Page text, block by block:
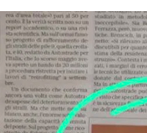
Contatti